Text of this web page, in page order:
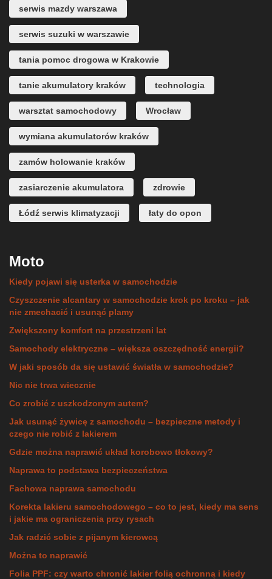
serwis mazdy warszawa
serwis suzuki w warszawie
tania pomoc drogowa w Krakowie
tanie akumulatory kraków technologia
warsztat samochodowy Wrocław
wymiana akumulatorów kraków
zamów holowanie kraków
zasiarczenie akumulatora zdrowie
Łódź serwis klimatyzacji łaty do opon
Moto
Kiedy pojawi się usterka w samochodzie
Czyszczenie alcantary w samochodzie krok po kroku – jak
nie zmechacić i usunąć plamy
Zwiększony komfort na przestrzeni lat
Samochody elektryczne – większa oszczędność energii?
W jaki sposób da się ustawić światła w samochodzie?
Nic nie trwa wiecznie
Co zrobić z uszkodzonym autem?
Jak usunąć żywicę z samochodu – bezpieczne metody i
czego nie robić z lakierem
Gdzie można naprawić układ korobowo tłokowy?
Naprawa to podstawa bezpieczeństwa
Fachowa naprawa samochodu
Korekta lakieru samochodowego – co to jest, kiedy ma sens
i jakie ma ograniczenia przy rysach
Jak radzić sobie z pijanym kierowcą
Można to naprawić
Folia PPF: czy warto chronić lakier folią ochronną i kiedy